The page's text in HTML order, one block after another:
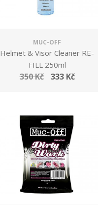
MUC-OFF
Helmet & Visor Cleaner RE-
FILL 250ml
350 Kč 333 Kč